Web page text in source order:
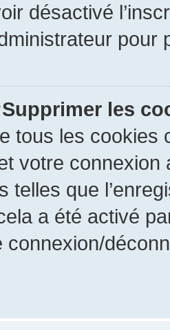
désactivé
les
tous les cookies
votre
telles que
a été activé
connexion/